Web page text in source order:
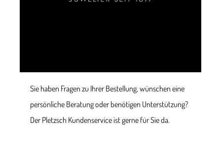
Sie haben Fragen zu Ihrer Bestellung, wünschen eine
persönliche Beratung oder benötigen Unterstützung?
Der Pletzsch Kundenservice ist gerne für Sie da.